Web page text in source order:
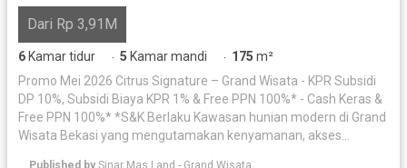
Dari Rp 3,91M
6 Kamar tidur · 5 Kamar mandi · 175 m²
Promo Mei 2026 Citrus Signature – Grand Wisata - KPR Subsidi
DP 10%, Subsidi Biaya KPR 1% & Free PPN 100%* - Cash Keras &
Free PPN 100%* *S&K Berlaku Kawasan hunian modern di Grand
Wisata Bekasi yang mengutamakan kenyamanan, akses